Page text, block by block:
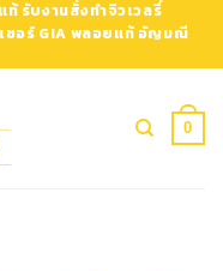
รับงานสั่งทำจิวเวลรี่
ซอร์ GIA พลอยแท้ อัญมณี
0